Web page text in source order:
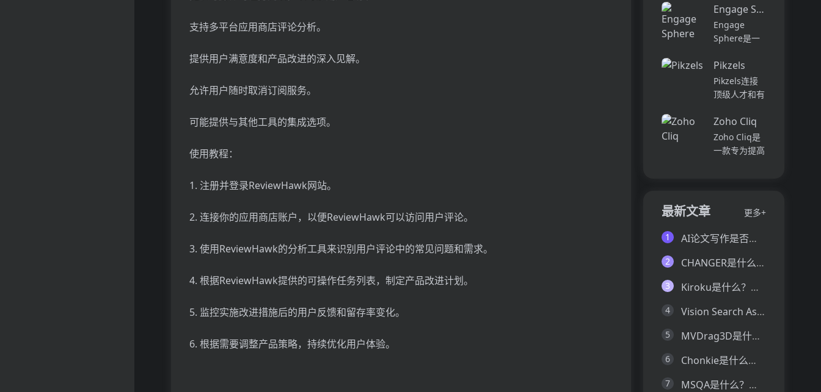
支持多平台应用商店评论分析。
提供用户满意度和产品改进的深入见解。
允许用户随时取消订阅服务。
可能提供与其他工具的集成选项。
使用教程：
1. 注册并登录ReviewHawk网站。
2. 连接你的应用商店账户，以便ReviewHawk可以访问用户评论。
3. 使用ReviewHawk的分析工具来识别用户评论中的常见问题和需求。
4. 根据ReviewHawk提供的可操作任务列表，制定产品改进计划。
5. 监控实施改进措施后的用户反馈和留存率变化。
6. 根据需要调整产品策略，持续优化用户体验。
间，创造上
下...
产。它提供了
一站式的多模
态AI模型访
问，包括语言
模型（...
文件协作的工
具。它能帮助
用户管理多个
档和文件、整
理研究材料、
组织内容库，
并将所有文件
和内容集中在
Engage Sphere AI
Engage
Sphere是一
工参与度分析
平台。它可以
深入分析公司
队和岗位的参
与度,帮助管
理者明确团队
互动症结所
Pikzels
Pikzels连接
顶级人才和有
我们促进协
作，释放创意
卓越。加入我
量，释放你的
Pi...
Zoho Cliq
Zoho Cliq是
一款专为提高
团队成员、对
话和工作流集
中在一个地
方,实现无缝
连接。主要功
能包括:组
最新文章 更多+
1 AI论文写作是否靠谱？这6款论文AI写作神器真的可以让你效率翻倍
2 CHANGER是什么？一文让你看懂CHANGER的技术原理、主要功能、应用场景
3 Kiroku是什么？一文让你看懂Kiroku的技术原理、主要功能、应用场景
4 Vision Search Assistant是什么？一文让你看懂Vision Search Assistant的技术原理、主要功能、应用场景
5 MVDrag3D是什么？一文让你看懂MVDrag3D的技术原理、主要功能、应用场景
6 Chonkie是什么？一文让你看懂Chonkie的技术原理、主要功能、应用场景
7 MSQA是什么？一文让你看懂MSQA的技术原理、主要功能、应用场景